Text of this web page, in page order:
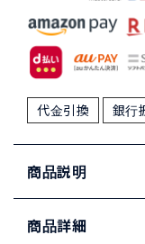
代金引換 銀行
商品説明
商品詳細